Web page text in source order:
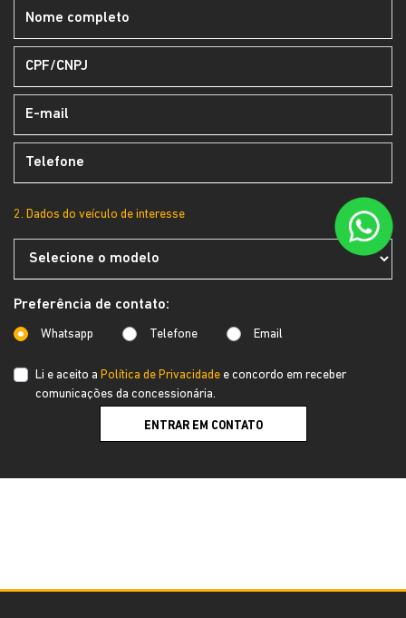
2. Dados do veículo de interesse
Preferência de contato:
Whatsapp Telefone Email
Li e aceito a Política de Privacidade e concordo em receber
comunicações da concessionária.
ENTRAR EM CONTATO